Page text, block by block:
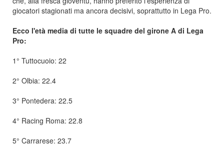
giocatori stagionati ma ancora decisivi, soprattutto in Lega Pro.
Ecco l'età media di tutte le squadre del girone A di Lega
Pro:
1° Tuttocuoio: 22
2° Olbia: 22.4
3° Pontedera: 22.5
4° Racing Roma: 22.8
5° Carrarese: 23.7